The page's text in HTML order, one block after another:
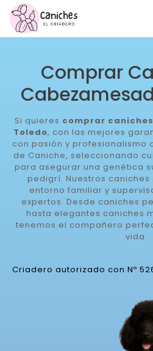
Comprar
Si quieres comprar
Toledo, con las mejores
con pasión y profesionalismo
de Caniche, seleccionando
para asegurar una genética
pedigrí. Nuestros caniches
entorno familiar y
expertos. Desde caniches
hasta elegantes caniches
tenemos el compañero
vida.
Criadero autorizado con Nº